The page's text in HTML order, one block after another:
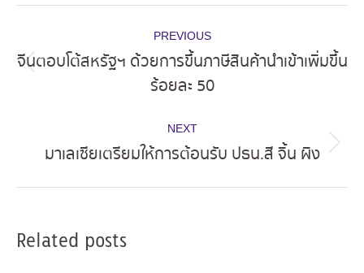
navigation
PREVIOUS
post:
จีนตอบโต้สหรัฐฯ ด้วยการขึ้นภาษีสินค้านำเข้าเพิ่มขึ้น
ร้อยละ 50
NEXT
Next
มาเลเซียเตรียมให้การต้อนรับ ปธน.สี จิ้น ผิง
Related posts